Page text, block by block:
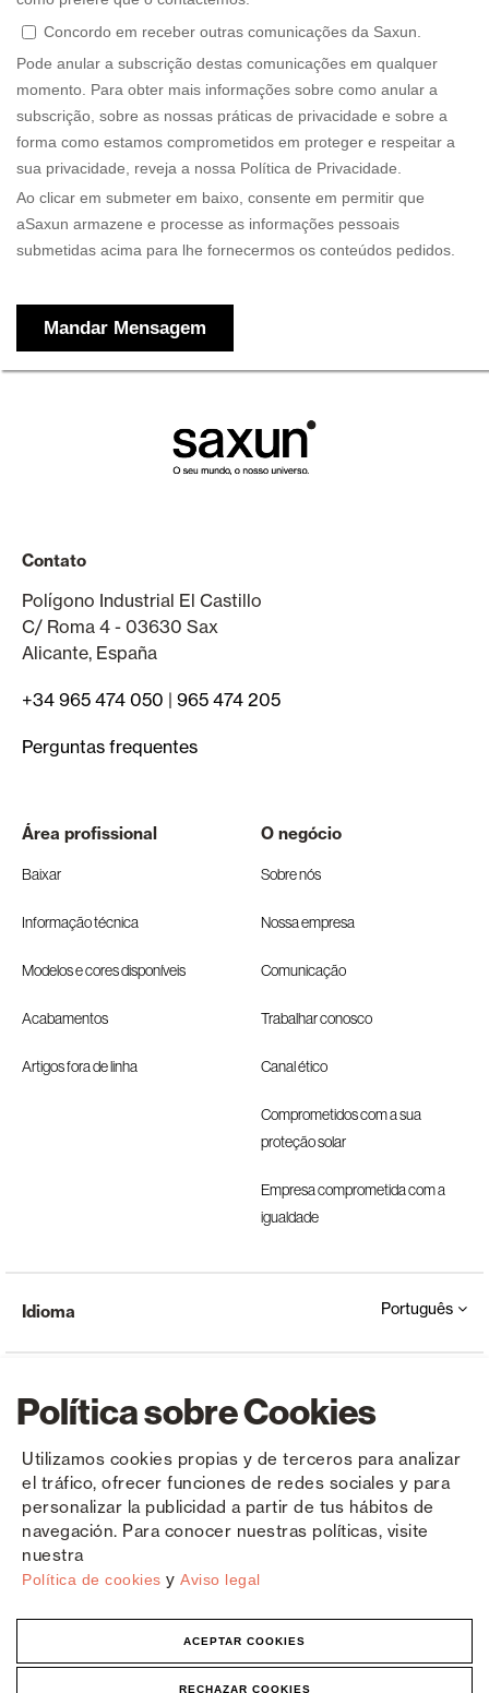
Política sobre Cookies
Utilizamos cookies propias y de terceros para analizar
el tráfico, ofrecer funciones de redes sociales y para
personalizar la publicidad a partir de tus hábitos de
navegación. Para conocer nuestras políticas, visite
nuestra
Política de cookies y Aviso legal
ACEPTAR COOKIES
RECHAZAR COOKIES
Contato
Polígono Industrial El Castillo
C/ Roma 4 - 03630 Sax
Alicante, España
+34 965 474 050 | 965 474 205
Perguntas frequentes
Área profissional
Baixar
Informação técnica
Modelos e cores disponíveis
Acabamentos
Artigos fora de linha
O negócio
Sobre nós
Nossa empresa
Comunicação
Trabalhar conosco
Canal ético
Comprometidos com a sua
proteção solar
Empresa comprometida com a
igualdade
Copyright © Saxun 2023 - 2026 Política de privacidade Aviso Legal Cookies
Idioma Português